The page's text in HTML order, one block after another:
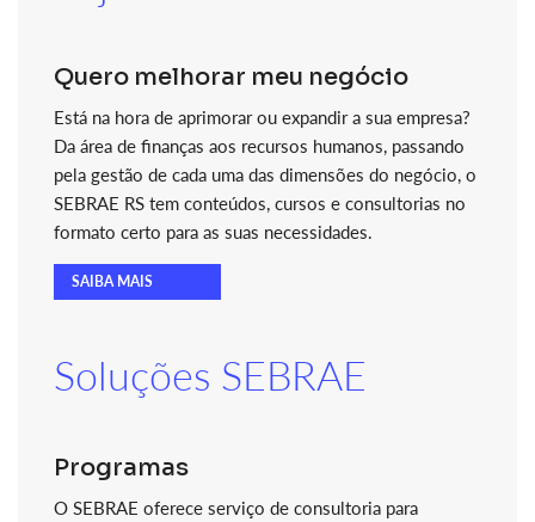
Quero melhorar meu negócio
Está na hora de aprimorar ou expandir a sua empresa?
Da área de finanças aos recursos humanos, passando
pela gestão de cada uma das dimensões do negócio, o
SEBRAE RS tem conteúdos, cursos e consultorias no
formato certo para as suas necessidades.
SAIBA MAIS
Soluções SEBRAE
Programas
O SEBRAE oferece serviço de consultoria para